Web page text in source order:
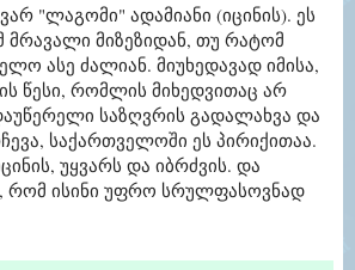
"ლაგომი" ადამიანი (იცინის). ეს
მიზეზიდან, თუ რატომ
ასე ძალიან. მიუხედავად იმისა,
წესი, რომლის მიხედვითაც არ
საზღვრის გადალახვა და
საქართველოში ეს პირიქითაა.
უყვარს და იბრძვის. და
ისინი უფრო სრულფასოვნად